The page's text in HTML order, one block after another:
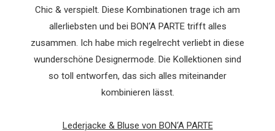
Chic & verspielt. Diese Kombinationen trage ich am
allerliebsten und bei BON‘A PARTE trifft alles
zusammen. Ich habe mich regelrecht verliebt in diese
wunderschöne Designermode. Die Kollektionen sind
so toll entworfen, das sich alles miteinander
kombinieren lässt.
Lederjacke & Bluse von BON‘A PARTE